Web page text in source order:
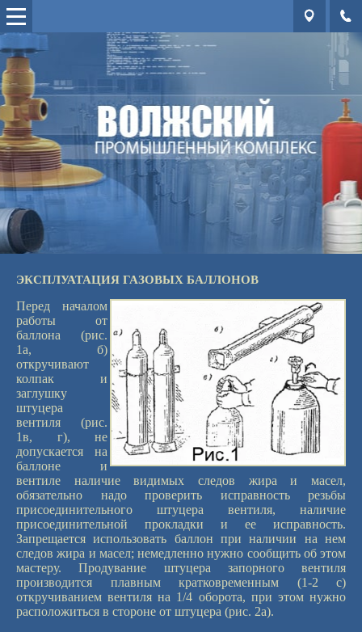
ЭКСПЛУАТАЦИЯ ГАЗОВЫХ БАЛЛОНОВ
Перед началом
работы от
баллона (рис.
1а, б)
откручивают
колпак и
заглушку
штуцера
вентиля (рис.
1в, г), не
допускается на
баллоне и
вентиле наличие видимых следов жира и масел,
обязательно надо проверить исправность резьбы
присоединительного штуцера вентиля, наличие
присоединительной прокладки и ее исправность.
Запрещается использовать баллон при наличии на нем
следов жира и масел; немедленно нужно сообщить об этом
мастеру. Продувание штуцера запорного вентиля
производится плавным кратковременным (1-2 с)
откручиванием вентиля на 1/4 оборота, при этом нужно
расположиться в стороне от штуцера (рис. 2а).